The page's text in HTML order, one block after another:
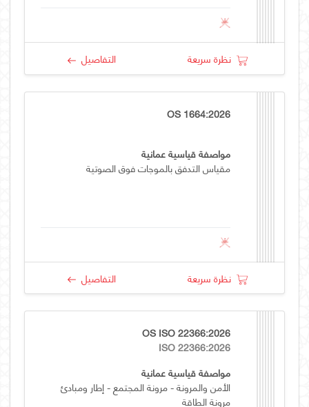
نظرة سريعة التفاصيل
OS 1664:2026
مواصفة قياسية عمانية
مقياس التدفق بالموجات فوق الصوتية
نظرة سريعة التفاصيل
OS ISO 22366:2026
ISO 22366:2026
مواصفة قياسية عمانية
الأمن والمرونة - مرونة المجتمع - إطار ومبادئ
مرونة الطاقة